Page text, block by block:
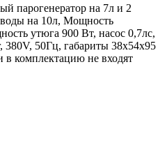
парогенератор на 7л и 2
на 10л, Мощность
утюга 900 Вт, насос 0,7лс,
380V, 50Гц, габариты 38х54х95
комплектацию не входят